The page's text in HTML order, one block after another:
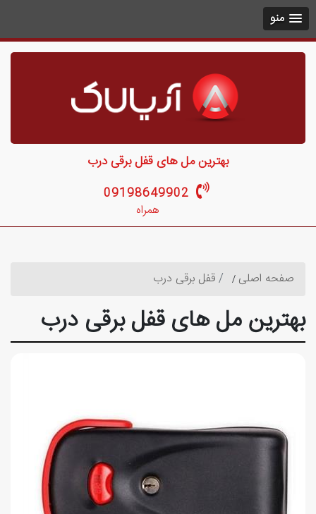
منو
بهترین مل های قفل برقی درب
09198649902
همراه
صفحه اصلی قفل برقی درب
بهترین مل های قفل برقی درب